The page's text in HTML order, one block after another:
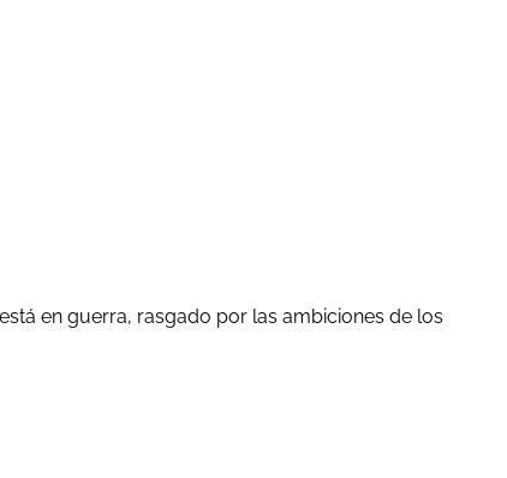
en guerra, rasgado por las ambiciones de los